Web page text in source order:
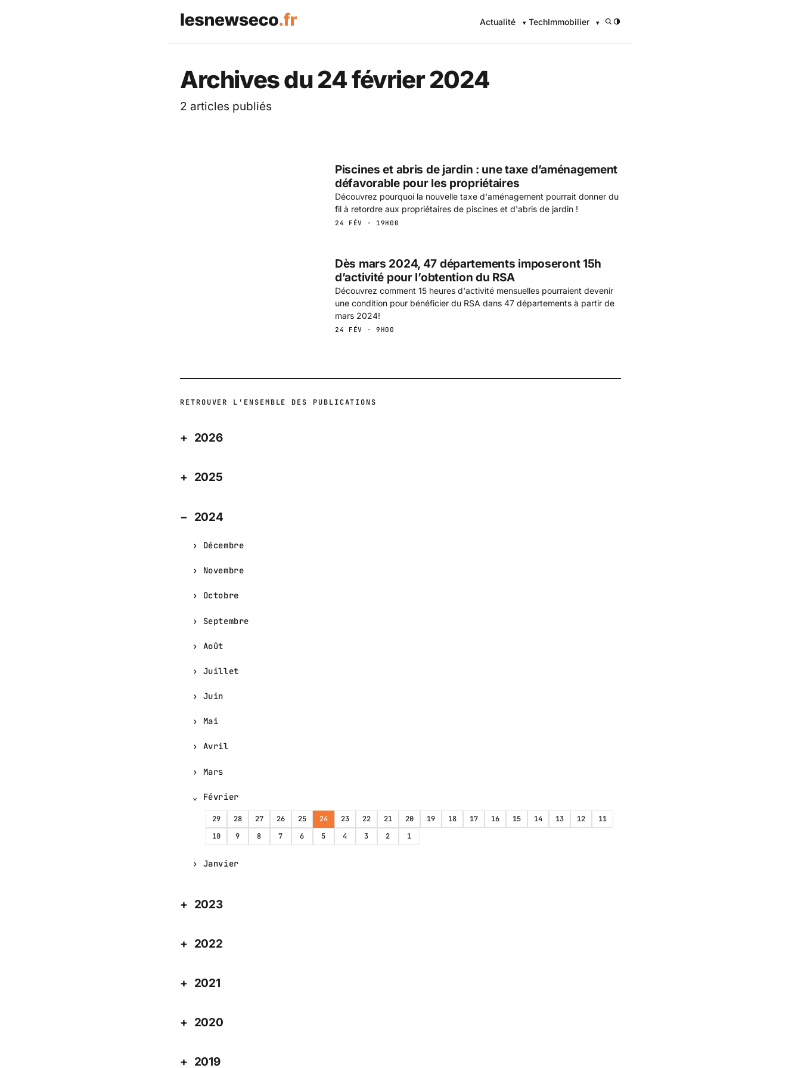
Les News Eco .fr — L'information économique
Actualité TechImmobilier /
Archives du 24 février 2024
2 articles publiés
Piscines et abris de jardin : une taxe d’aménagement
défavorable pour les propriétaires
Découvrez pourquoi la nouvelle taxe d'aménagement pourrait donner du
fil à retordre aux propriétaires de piscines et d'abris de jardin !
24 FÉV · 19H00
Dès mars 2024, 47 départements imposeront 15h
d’activité pour l’obtention du RSA
Découvrez comment 15 heures d'activité mensuelles pourraient devenir
une condition pour bénéficier du RSA dans 47 départements à partir de
mars 2024!
24 FÉV · 9H00
RETROUVER L'ENSEMBLE DES PUBLICATIONS
2026
2025
2024
Décembre
Novembre
Octobre
Septembre
Août
Juillet
Juin
Mai
Avril
Mars
Février
29 28 27 26 25 24 23 22 21 20 19 18 17 16 15 14 13 12
11
10
9 8 7 6 5 4 3 2 1
Janvier
2023
2022
2021
2020
2019